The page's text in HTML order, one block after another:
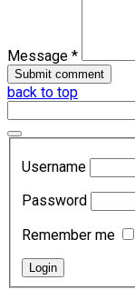
Message *
back to top
Username
Password
Remember me